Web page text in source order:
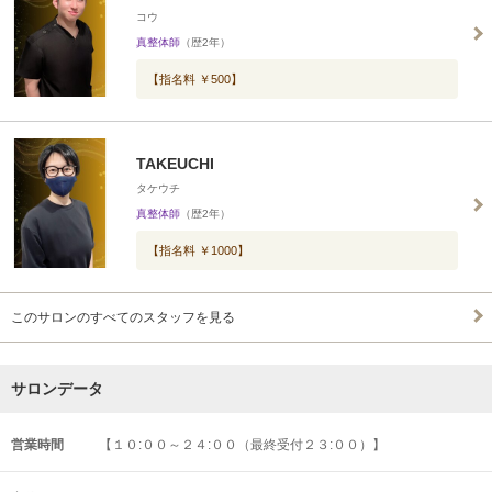
コウ
真整体師 （歴2年）
【指名料 ￥500】
TAKEUCHI
タケウチ
真整体師 （歴2年）
【指名料 ￥1000】
このサロンのすべてのスタッフを見る
サロンデータ
営業時間 【１０:００～２４:００（最終受付２３:００）】